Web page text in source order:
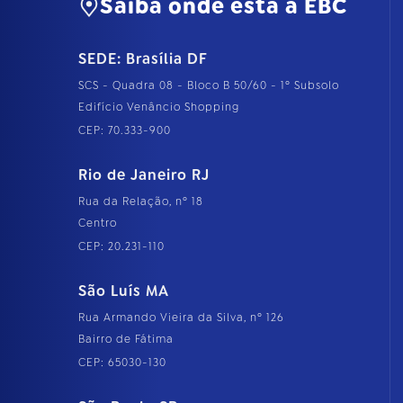
Saiba onde está a EBC
SEDE: Brasília DF
SCS - Quadra 08 - Bloco B 50/60 - 1º Subsolo
Edifício Venâncio Shopping
CEP: 70.333-900
Rio de Janeiro RJ
Rua da Relação, nº 18
Centro
CEP: 20.231-110
São Luís MA
Rua Armando Vieira da Silva, nº 126
Bairro de Fátima
CEP: 65030-130